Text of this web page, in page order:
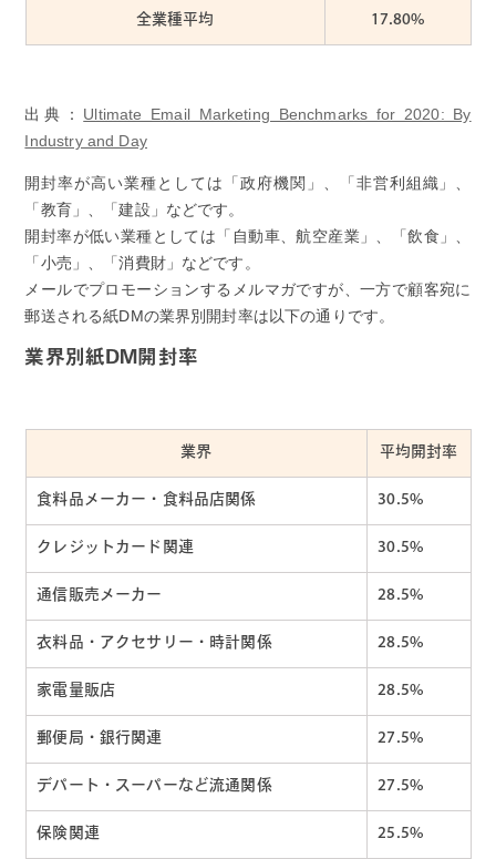
全業種平均 17.80%
出典： Ultimate Email Marketing Benchmarks for 2020: By
Industry and Day
開封率が高い業種としては「政府機関」、「非営利組織」、
「教育」、「建設」などです。
開封率が低い業種としては「自動車、航空産業」、「飲食」、
「小売」、「消費財」などです。
メールでプロモーションするメルマガですが、一方で顧客宛に
郵送される紙DMの業界別開封率は以下の通りです。
業界別紙DM開封率
業界 平均開封率
食料品メーカー・食料品店関係 30.5%
クレジットカード関連 30.5%
通信販売メーカー 28.5%
衣料品・アクセサリー・時計関係 28.5%
家電量販店 28.5%
郵便局・銀行関連 27.5%
デパート・スーパーなど流通関係 27.5%
保険関連 25.5%